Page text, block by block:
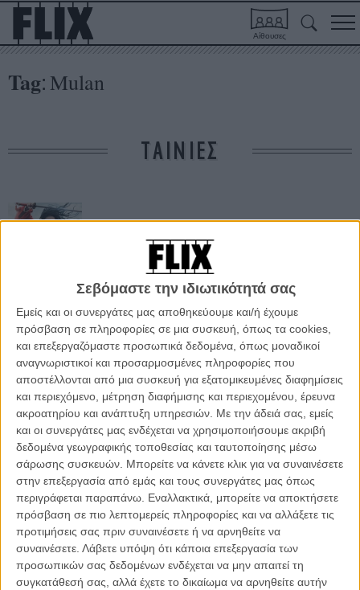
Σεβόμαστε την ιδιωτικότητά σας
Εμείς και οι συνεργάτες μας αποθηκεύουμε και/ή έχουμε
πρόσβαση σε πληροφορίες σε μια συσκευή, όπως τα cookies,
και επεξεργαζόμαστε προσωπικά δεδομένα, όπως μοναδικοί
αναγνωριστικοί και προσαρμοσμένες πληροφορίες που
αποστέλλονται από μια συσκευή για εξατομικευμένες διαφημίσεις
και περιεχόμενο, μέτρηση διαφήμισης και περιεχομένου, έρευνα
ακροατηρίου και ανάπτυξη υπηρεσιών. Με την άδειά σας, εμείς
και οι συνεργάτες μας ενδέχεται να χρησιμοποιήσουμε ακριβή
δεδομένα γεωγραφικής τοποθεσίας και ταυτοποίησης μέσω
σάρωσης συσκευών. Μπορείτε να κάνετε κλικ για να συναινέσετε
στην επεξεργασία από εμάς και τους συνεργάτες μας όπως
περιγράφεται παραπάνω. Εναλλακτικά, μπορείτε να αποκτήσετε
πρόσβαση σε πιο λεπτομερείς πληροφορίες και να αλλάξετε τις
προτιμήσεις σας πριν συναινέσετε ή να αρνηθείτε να
συναινέσετε. Λάβετε υπόψη ότι κάποια επεξεργασία των
προσωπικών σας δεδομένων ενδέχεται να μην απαιτεί τη
συγκατάθεσή σας, αλλά έχετε το δικαίωμα να αρνηθείτε αυτήν
Αίθουσες
Tag: Mulan
ΤΑΙΝΙΕΣ
Μουλάν
ΑΡΘΡΑ
Μουλάν, ήρθε η ώρα σου! H Disney δεν θα σταματήσει αν
δεν τα κάνει όλα live action!
ΝΕΑ /31 ΜΑΡ 2015/ Μανώλης Κρανάκης
Η Γκονγκ Λι και ο Τζετ Λι δίνουν λάμψη στη live action
«Mulan» της Disney
13 ΑΠΡ 2018 Θανάσης Πατσαβός